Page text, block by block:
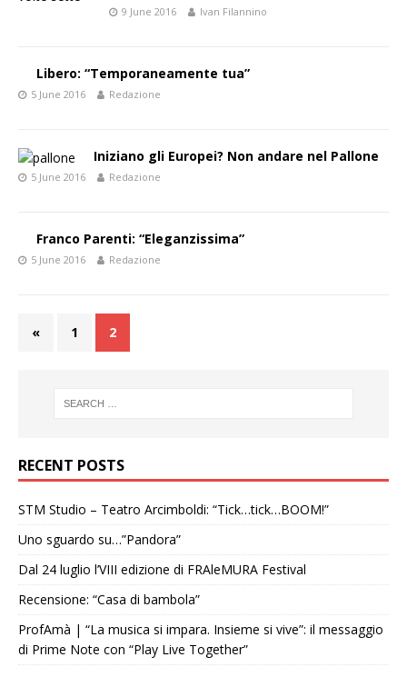
9 June 2016 Ivan Filannino
Libero: “Temporaneamente tua”
5 June 2016 Redazione
Iniziano gli Europei? Non andare nel Pallone
5 June 2016 Redazione
Franco Parenti: “Eleganzissima”
5 June 2016 Redazione
« 1 2
RECENT POSTS
STM Studio – Teatro Arcimboldi: “Tick…tick…BOOM!”
Uno sguardo su…”Pandora”
Dal 24 luglio l’VIII edizione di FRAleMURA Festival
Recensione: “Casa di bambola”
ProfAmà | “La musica si impara. Insieme si vive”: il messaggio
di Prime Note con “Play Live Together”